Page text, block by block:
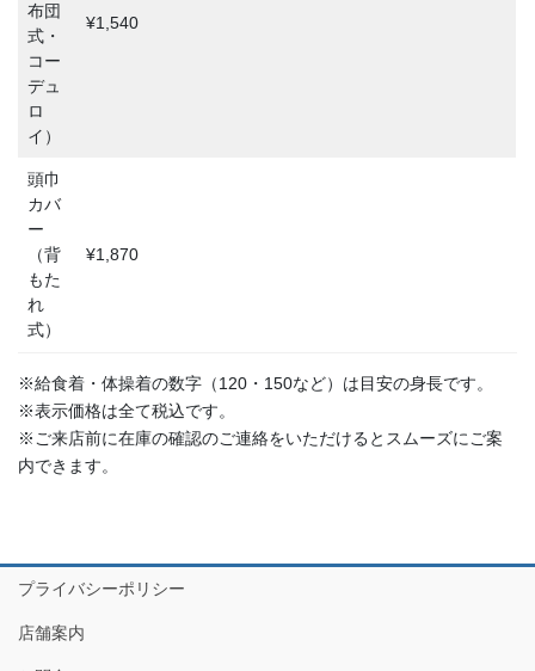
布団
式・
コー
デュ
ロ
イ）
¥1,540
頭巾
カバ
ー
（背
もた
れ
式）
¥1,870
※給食着・体操着の数字（120・150など）は目安の身長です。
※表示価格は全て税込です。
※ご来店前に在庫の確認のご連絡をいただけるとスムーズにご案
内できます。
プライバシーポリシー
店舗案内